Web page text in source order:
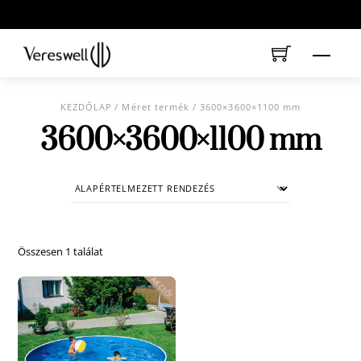
to
content
Menu
KEZDŐLAP / Méret termék / 3600×3600×1100 mm
3600×3600×1100 mm
Összesen 1 találat
AKCIÓ!